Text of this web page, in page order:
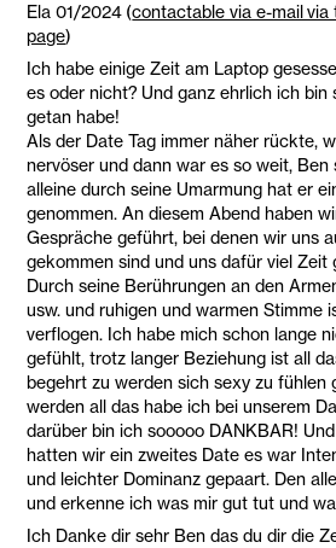
Ela 01/2024 (contactable via e-mail
page)
Ich habe einige Zeit am Laptop
es oder nicht? Und ganz ehrlich ich bin
getan habe!
Als der Date Tag immer näher rückte,
nervöser und dann war es so weit, Ben
alleine durch seine Umarmung hat er
genommen. An diesem Abend haben
Gespräche geführt, bei denen wir uns
gekommen sind und uns dafür viel Zeit
Durch seine Berührungen an den
usw. und ruhigen und warmen Stimme
verflogen. Ich habe mich schon lange
gefühlt, trotz langer Beziehung ist all
begehrt zu werden sich sexy zu fühlen
werden all das habe ich bei unserem
darüber bin ich sooooo DANKBAR!
hatten wir ein zweites Date es war
und leichter Dominanz gepaart. Den
und erkenne ich was mir gut tut und
Ich Danke dir sehr Ben das du dir die